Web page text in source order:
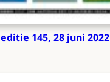
editie 145, 28 juni 2022